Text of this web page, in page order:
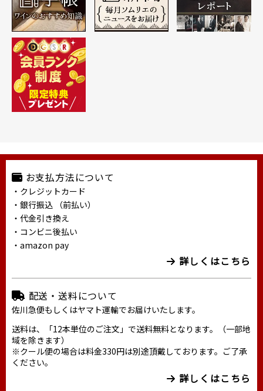
お支払方法について
・クレジットカード
・銀行振込 （前払い）
・代金引き換え
・コンビニ後払い
・amazon pay
詳しくはこちら
配送・送料について
佐川急便もしくはヤマト運輸でお届けいたします。
送料は、「12本単位のご注文」で送料無料となります。（一部地
域を除きます）
※クール便の場合は料金330円は別途頂戴しております。ご了承
ください。
詳しくはこちら